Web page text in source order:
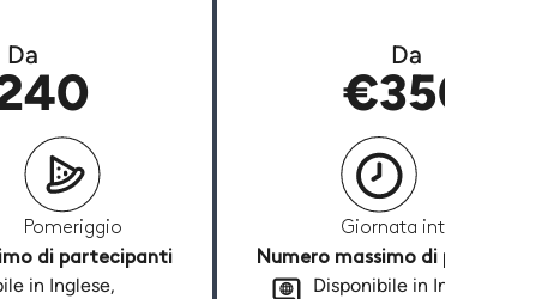
Da
Pomeriggio
di partecipanti
in Inglese,
Da
€350
Giornata intera
Numero massimo di partecipanti
Disponibile in Inglese,